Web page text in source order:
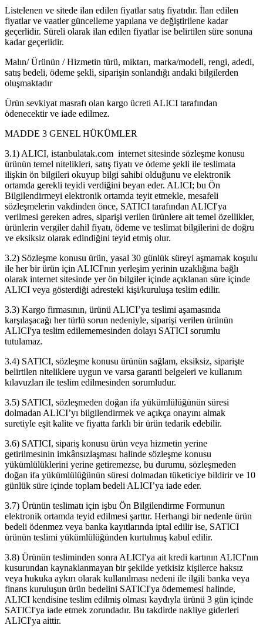
Listelenen ve sitede ilan edilen fiyatlar satış fiyatıdır. İlan edilen
fiyatlar ve vaatler güncelleme yapılana ve değiştirilene kadar
geçerlidir. Süreli olarak ilan edilen fiyatlar ise belirtilen süre sonuna
kadar geçerlidir.
Malın/ Ürünün / Hizmetin türü, miktarı, marka/modeli, rengi, adedi,
satış bedeli, ödeme şekli, siparişin sonlandığı andaki bilgilerden
oluşmaktadır
Ürün sevkiyat masrafı olan kargo ücreti ALICI tarafından
ödenecektir ve iade edilmez.
MADDE 3 GENEL HÜKÜMLER
3.1) ALICI, istanbulatak.com internet sitesinde sözleşme konusu
ürünün temel nitelikleri, satış fiyatı ve ödeme şekli ile teslimata
ilişkin ön bilgileri okuyup bilgi sahibi olduğunu ve elektronik
ortamda gerekli teyidi verdiğini beyan eder. ALICI; bu Ön
Bilgilendirmeyi elektronik ortamda teyit etmekle, mesafeli
sözleşmelerin vakdinden önce, SATICI tarafından ALICI'ya
verilmesi gereken adres, siparişi verilen ürünlere ait temel özellikler,
ürünlerin vergiler dahil fiyatı, ödeme ve teslimat bilgilerini de doğru
ve eksiksiz olarak edindiğini teyid etmiş olur.
3.2) Sözleşme konusu ürün, yasal 30 günlük süreyi aşmamak koşulu
ile her bir ürün için ALICI'nın yerleşim yerinin uzaklığına bağlı
olarak internet sitesinde yer ön bilgiler içinde açıklanan süre içinde
ALICI veya gösterdiği adresteki kişi/kuruluşa teslim edilir.
3.3) Kargo firmasının, ürünü ALICI’ya teslimi aşamasında
karşılaşacağı her türlü sorun nedeniyle, siparişi verilen ürünün
ALICI'ya teslim edilememesinden dolayı SATICI sorumlu
tutulamaz.
3.4) SATICI, sözleşme konusu ürünün sağlam, eksiksiz, siparişte
belirtilen niteliklere uygun ve varsa garanti belgeleri ve kullanım
kılavuzları ile teslim edilmesinden sorumludur.
3.5) SATICI, sözleşmeden doğan ifa yükümlülüğünün süresi
dolmadan ALICI’yı bilgilendirmek ve açıkça onayını almak
suretiyle eşit kalite ve fiyatta farklı bir ürün tedarik edebilir.
3.6) SATICI, sipariş konusu ürün veya hizmetin yerine
getirilmesinin imkânsızlaşması halinde sözleşme konusu
yükümlülüklerini yerine getiremezse, bu durumu, sözleşmeden
doğan ifa yükümlülüğünün süresi dolmadan tüketiciye bildirir ve 10
günlük süre içinde toplam bedeli ALICI’ya iade eder.
3.7) Ürünün teslimatı için işbu Ön Bilgilendirme Formunun
elektronik ortamda teyid edilmesi şarttır. Herhangi bir nedenle ürün
bedeli ödenmez veya banka kayıtlarında iptal edilir ise, SATICI
ürünün teslimi yükümlülüğünden kurtulmuş kabul edilir.
3.8) Ürünün tesliminden sonra ALICI'ya ait kredi kartının ALICI'nın
kusurundan kaynaklanmayan bir şekilde yetkisiz kişilerce haksız
veya hukuka aykırı olarak kullanılması nedeni ile ilgili banka veya
finans kuruluşun ürün bedelini SATICI'ya ödememesi halinde,
ALICI kendisine teslim edilmiş olması kaydıyla ürünü 3 gün içinde
SATICI'ya iade etmek zorundadır. Bu takdirde nakliye giderleri
ALICI'ya aittir.